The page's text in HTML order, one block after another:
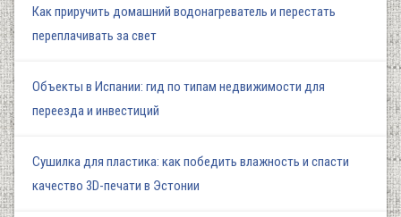
Как приручить домашний водонагреватель и перестать
переплачивать за свет
Объекты в Испании: гид по типам недвижимости для
переезда и инвестиций
Сушилка для пластика: как победить влажность и спасти
качество 3D-печати в Эстонии